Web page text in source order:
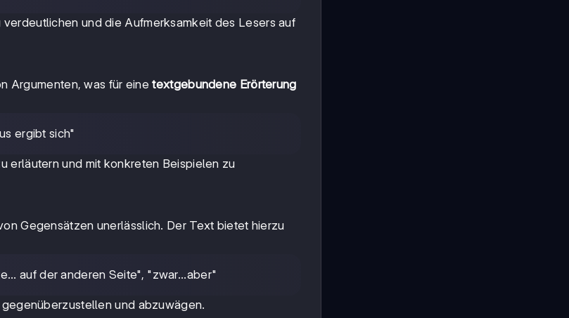
und die Aufmerksamkeit des Lesers auf
Argumenten, was für einetextgebundene Erörterung
ergibt sich"
erläutern und mit konkreten Beispielen zu
Gegensätzen unerlässlich. Der Text bietet hierzu
auf der anderen Seite", "zwar...aber"
und abzuwägen.